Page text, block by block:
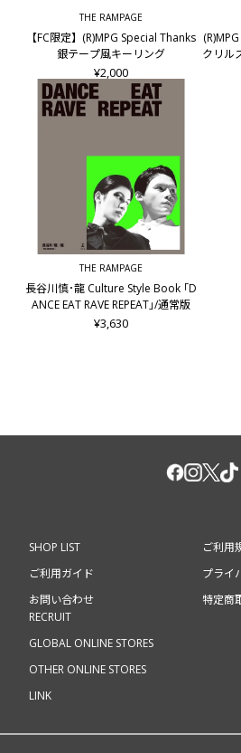
■EXILE TRIBE STATION購入特典
オリジナルステッカーA
※特別限定版特典(オリジナルステッ
※THE RAMPAGE OFFICIAL FAN CLUB
は別の特典になります。
※特典は数に限りがございます。無く
※特典は予告なく変更になる場合があ
A4変型判／並製／208ページ予定
※仕様は予告なく変更になる場合があ
■出版社
幻冬舎
THE RAMPAGE
【FC限定】(R)MPG Special Thanks
銀テープ風キーリング
¥2,000
クリル
THE RAMPAGE
長谷川慎･龍 Culture Style Book ｢D
ANCE EAT RAVE REPEAT｣/通常版
¥3,630
SHOP LIST
ご利用ガイド
お問い合わせ
ご利用
プライ
特定商
RECRUIT
GLOBAL ONLINE STORES
OTHER ONLINE STORES
LINK